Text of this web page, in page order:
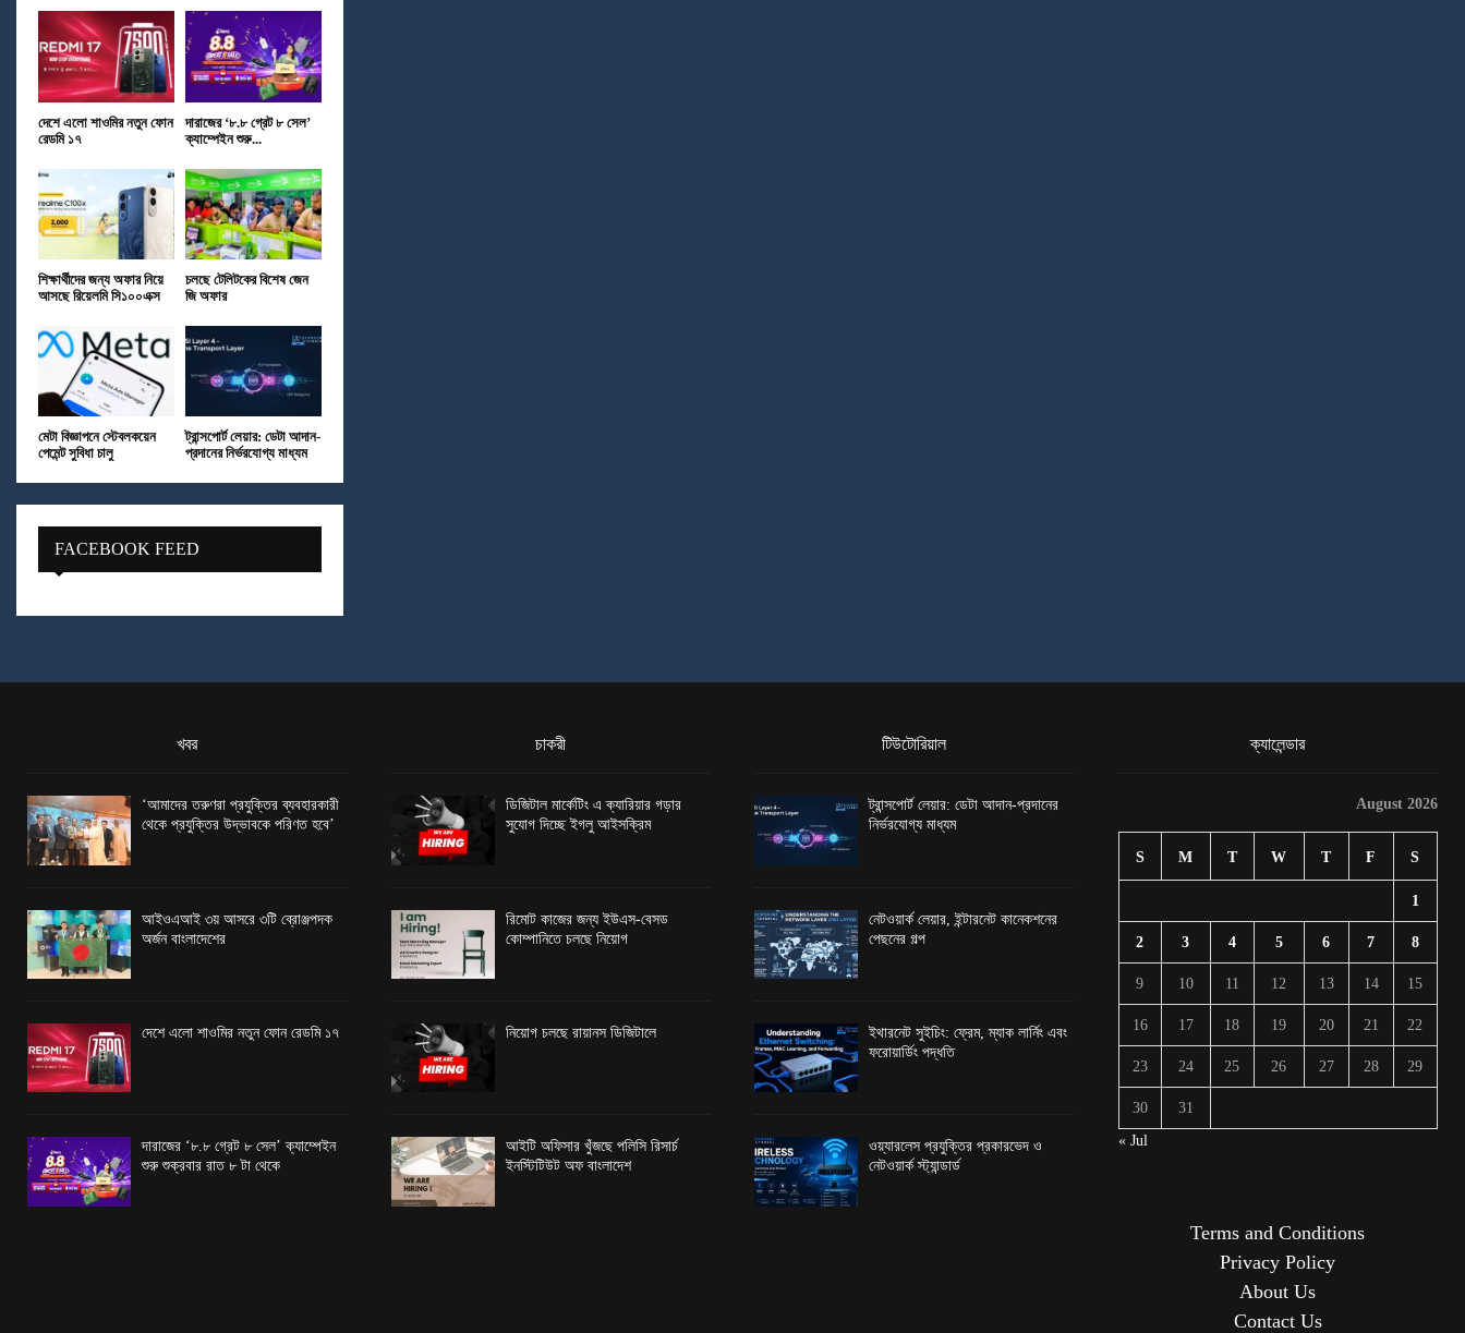
দেশে এলো শাওমির নতুন ফোন
রেডমি ১৭
দারাজের ‘৮.৮ গ্রেট ৮ সেল’
ক্যাম্পেইন শুরু...
শিক্ষার্থীদের জন্য অফার নিয়ে
আসছে রিয়েলমি সি১০০এক্স
চলছে টেলিটকের বিশেষ জেন
জি অফার
মেটা বিজ্ঞাপনে স্টেবলকয়েন
পেমেন্ট সুবিধা চালু
ট্রান্সপোর্ট লেয়ার: ডেটা আদান-
প্রদানের নির্ভরযোগ্য মাধ্যম
FACEBOOK FEED
খবর
‘আমাদের তরুণরা প্রযুক্তির ব্যবহারকারী
থেকে প্রযুক্তির উদ্ভাবকে পরিণত হবে’
আইওএআই ৩য় আসরে ৩টি ব্রোঞ্জপদক
অর্জন বাংলাদেশের
দেশে এলো শাওমির নতুন ফোন রেডমি ১৭
দারাজের ‘৮.৮ গ্রেট ৮ সেল’ ক্যাম্পেইন
শুরু শুক্রবার রাত ৮ টা থেকে
চাকরী
ডিজিটাল মার্কেটিং এ ক্যারিয়ার গড়ার
সুযোগ দিচ্ছে ইগলু আইসক্রিম
রিমোট কাজের জন্য ইউএস-বেসড
কোম্পানিতে চলছে নিয়োগ
নিয়োগ চলছে রায়ানস ডিজিটালে
আইটি অফিসার খুঁজছে পলিসি রিসার্চ
ইনস্টিটিউট অফ বাংলাদেশ
টিউটোরিয়াল
ট্রান্সপোর্ট লেয়ার: ডেটা আদান-প্রদানের
নির্ভরযোগ্য মাধ্যম
নেটওয়ার্ক লেয়ার, ইন্টারনেট কানেকশনের
পেছনের গল্প
ইথারনেট সুইচিং: ফ্রেম, ম্যাক লার্নিং এবং
ফরোয়ার্ডিং পদ্ধতি
ওয়্যারলেস প্রযুক্তির প্রকারভেদ ও
নেটওয়ার্ক স্ট্যান্ডার্ড
ক্যালেন্ডার
August 2026
S M T W T F S
1
2 3 4 5 6 7 8
9 10 11 12 13 14 15
16 17 18 19 20 21 22
23 24 25 26 27 28 29
30
31
« Jul
Terms and Conditions
Privacy Policy
About Us
Contact Us